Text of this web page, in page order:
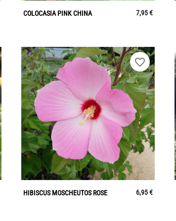
Aperçu rapide
COLOCASIA PINK CHINA 7,95 €
Aperçu rapide
HIBISCUS MOSCHEUTOS ROSE 6,95 €
favorite_border